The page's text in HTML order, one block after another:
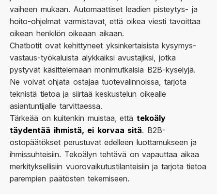
vaiheen mukaan. Automaattiset leadien pisteytys- ja
hoito-ohjelmat varmistavat, että oikea viesti tavoittaa
oikean henkilön oikeaan aikaan.
Chatbotit ovat kehittyneet yksinkertaisista kysymys-
vastaus-työkaluista älykkäiksi avustajiksi, jotka
pystyvät käsittelemään monimutkaisia B2B-kyselyjä.
Ne voivat ohjata ostajaa tuotevalinnoissa, tarjota
teknistä tietoa ja siirtää keskustelun oikealle
asiantuntijalle tarvittaessa.
Tärkeää on kuitenkin muistaa, että tekoäly
täydentää ihmistä, ei korvaa sitä. B2B-
ostopäätökset perustuvat edelleen luottamukseen ja
ihmissuhteisiin. Tekoälyn tehtävä on vapauttaa aikaa
merkityksellisiin vuorovaikutustilanteisiin ja tarjota tietoa
parempien päätösten tekemiseen.